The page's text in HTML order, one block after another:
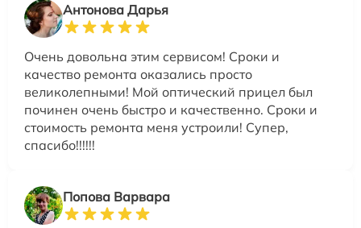
Антонова Дарья
Очень довольна этим сервисом! Сроки и
качество ремонта оказались просто
великолепными! Мой оптический прицел был
починен очень быстро и качественно. Сроки и
стоимость ремонта меня устроили! Супер,
спасибо!!!!!!
Попова Варвара